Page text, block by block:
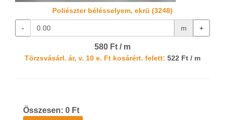
Poliészter bélésselyem, ekrü (3248)
- m +
580 Ft / m
Törzsvásárl. ár, v. 10 e. Ft kosárért. felett: 522 Ft / m
Összesen: 0 Ft